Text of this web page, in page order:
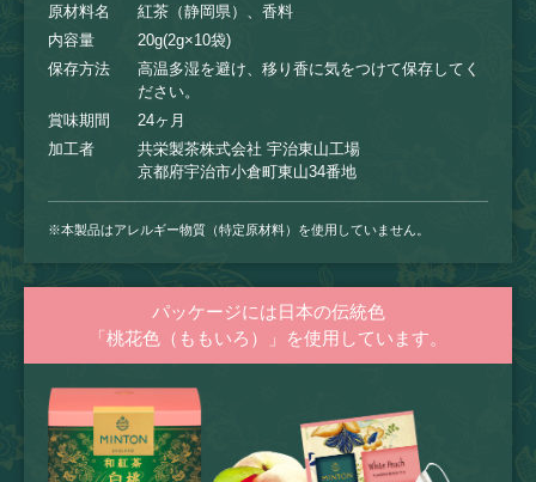
原材料名
紅茶（静岡県）、香料
内容量
20g(2g×10袋)
保存方法
高温多湿を避け、移り香に気をつけて保存してく
ださい。
賞味期間
24ヶ月
加工者
共栄製茶株式会社 宇治東山工場
京都府宇治市小倉町東山34番地
※本製品はアレルギー物質（特定原材料）を使用していません。
パッケージには日本の伝統色
「桃花色（ももいろ）」を使用しています。